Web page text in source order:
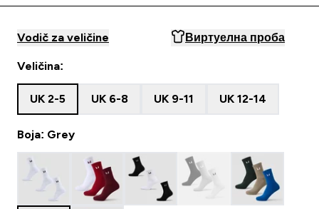
Vodič za veličine Виртуелна проба
Veličina:
UK 2-5 UK 6-8 UK 9-11 UK 12-14
Boja: Grey